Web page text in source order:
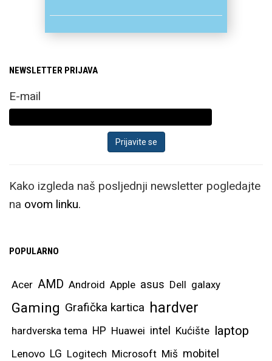
NEWSLETTER PRIJAVA
E-mail
Kako izgleda naš posljednji newsletter pogledajte
na ovom linku.
POPULARNO
Acer AMD Android Apple asus Dell galaxy
Gaming Grafička kartica hardver
hardverska tema HP Huawei intel Kućište laptop
Lenovo LG Logitech Microsoft Miš mobitel